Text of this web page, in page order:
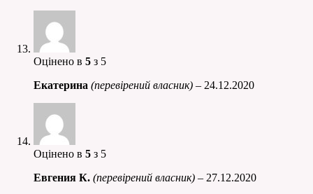
Оцінено в 5 з 5
Екатерина (перевірений власник) – 24.12.2020
Оцінено в 5 з 5
Евгения К. (перевірений власник) – 27.12.2020